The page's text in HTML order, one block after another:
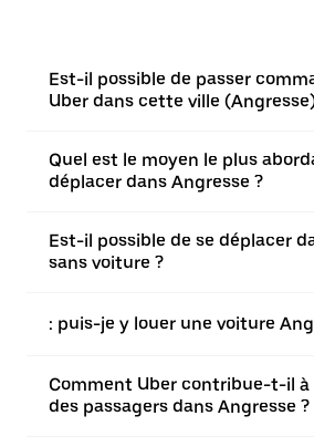
Est-il possible de passer
Uber dans cette ville
Quel est le moyen le plus
déplacer dans Angresse ?
Est-il possible de se déplacer
sans voiture ?
: puis-je y louer une voiture
Comment Uber contribue-t-il à
des passagers dans Angresse ?